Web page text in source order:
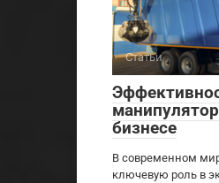
Статьи
бизнесе
В современном
ключевую роль в